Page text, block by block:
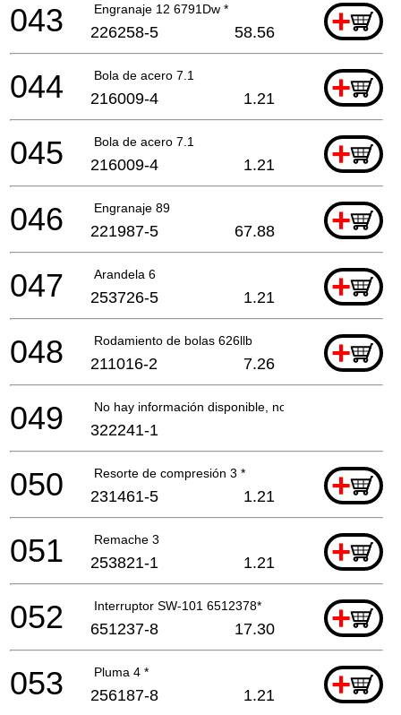
Engranaje 12 6791Dw * +
043 226258-5 58.56
Bola de acero 7.1 +
044 216009-4 1.21
Bola de acero 7.1 +
045 216009-4 1.21
Engranaje 89 +
046 221987-5 67.88
Arandela 6 +
047 253726-5 1.21
Rodamiento de bolas 626llb +
048 211016-2 7.26
No hay información disponible, no se puede pedir
049 322241-1
Resorte de compresión 3 * +
050 231461-5 1.21
Remache 3 +
051 253821-1 1.21
Interruptor SW-101 6512378* +
052 651237-8 17.30
Pluma 4 * +
053 256187-8 1.21